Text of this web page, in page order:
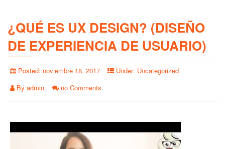
¿QUÉ ES UX DESIGN? (DISEÑO
DE EXPERIENCIA DE USUARIO)
Posted: noviembre 18, 2017 Under: Uncategorized
By admin no Comments